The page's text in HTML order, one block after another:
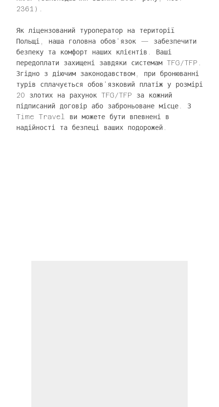
2361).
Як ліцензований туроператор на території
Польщі, наша головна обов'язок — забезпечити
безпеку та комфорт наших клієнтів. Ваші
передоплати захищені завдяки системам TFG/TFP.
Згідно з діючим законодавством, при бронюванні
турів сплачується обов'язковий платіж у розмірі
20 злотих на рахунок TFG/TFP за кожний
підписаний договір або заброньоване місце. З
Time Travel ви можете бути впевнені в
надійності та безпеці ваших подорожей.